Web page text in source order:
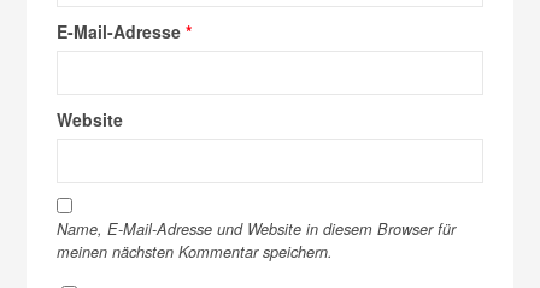
E-Mail-Adresse*
Website
Name, E-Mail-Adresse und Website in diesem Browser für
meinen nächsten Kommentar speichern.